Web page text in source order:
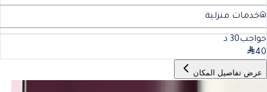
خدمات منزلية
حواجب30 د
40
عرض تفاصيل المكان